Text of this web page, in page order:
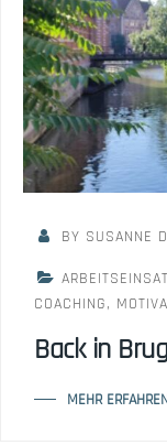
BY SUSANNE
COACHING,
Back in
MEHR